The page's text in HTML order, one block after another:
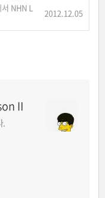
NHN L
2012.12.05